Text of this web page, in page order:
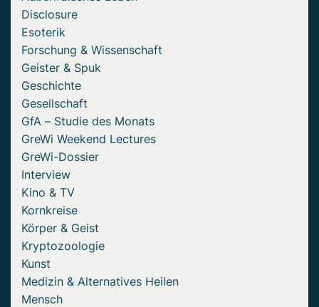
Disclosure
Esoterik
Forschung & Wissenschaft
Geister & Spuk
Geschichte
Gesellschaft
GfA – Studie des Monats
GreWi Weekend Lectures
GreWi-Dossier
Interview
Kino & TV
Kornkreise
Körper & Geist
Kryptozoologie
Kunst
Medizin & Alternatives Heilen
Mensch